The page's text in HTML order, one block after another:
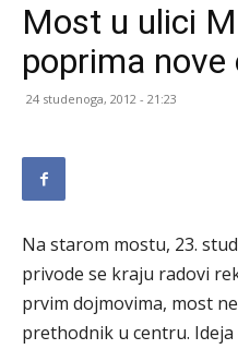
Most u ulici
poprima nove
24 studenoga, 2012 - 21:23
Na starom mostu, 23.
privode se kraju radovi
prvim dojmovima, most
prethodnik u centru.